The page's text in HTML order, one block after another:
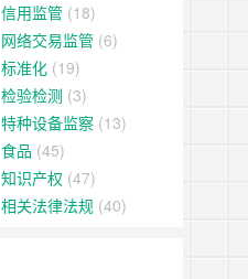
信用监管 (18)
网络交易监管 (6)
标准化 (19)
检验检测 (3)
特种设备监察 (13)
食品 (45)
知识产权 (47)
相关法律法规 (40)